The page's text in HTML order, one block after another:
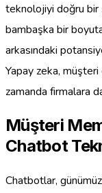
teknolojiyi doğru bir
bambaşka bir
arkasındaki
Yapay zeka,
zamanda firmalara
Müşteri
Chatbot
Chatbotlar,